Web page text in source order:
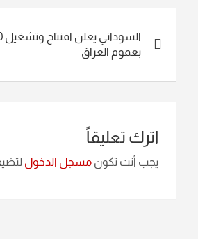
المقالات
بعموم العراق
اترك تعليقاً
يجب أنت تكون مسجل الدخول